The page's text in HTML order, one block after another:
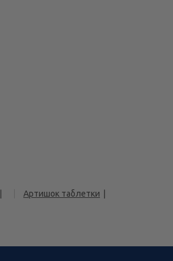
Артишок таблетки